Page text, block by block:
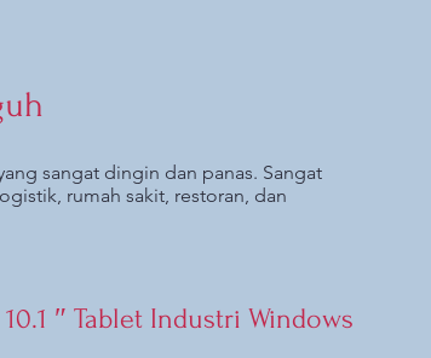
sangat dingin dan panas. Sangat
rumah sakit, restoran, dan
10.1 ″ Tablet Industri Windows